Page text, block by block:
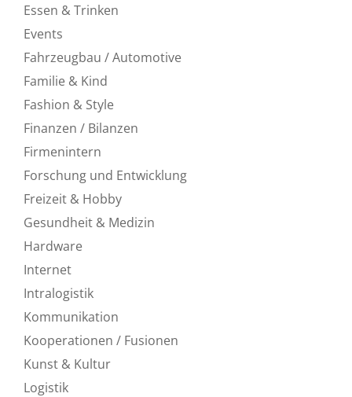
Essen & Trinken
Events
Fahrzeugbau / Automotive
Familie & Kind
Fashion & Style
Finanzen / Bilanzen
Firmenintern
Forschung und Entwicklung
Freizeit & Hobby
Gesundheit & Medizin
Hardware
Internet
Intralogistik
Kommunikation
Kooperationen / Fusionen
Kunst & Kultur
Logistik